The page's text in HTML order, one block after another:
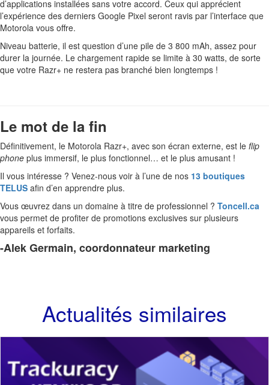
d’applications installées sans votre accord. Ceux qui apprécient
l’expérience des derniers Google Pixel seront ravis par l’interface que
Motorola vous offre.
Niveau batterie, il est question d’une pile de 3 800 mAh, assez pour
durer la journée. Le chargement rapide se limite à 30 watts, de sorte
que votre Razr+ ne restera pas branché bien longtemps !
Le mot de la fin
Définitivement, le Motorola Razr+, avec son écran externe, est le flip
phone plus immersif, le plus fonctionnel… et le plus amusant !
Il vous intéresse ? Venez-nous voir à l’une de nos 13 boutiques
TELUS afin d’en apprendre plus.
Vous œuvrez dans un domaine à titre de professionnel ? Toncell.ca
vous permet de profiter de promotions exclusives sur plusieurs
appareils et forfaits.
-Alek Germain, coordonnateur marketing
Actualités similaires